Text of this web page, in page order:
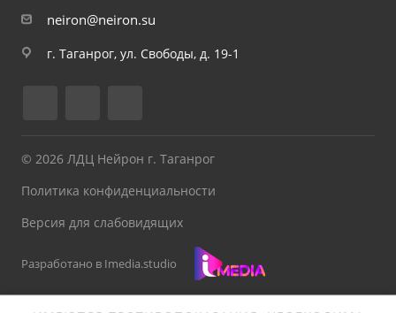
neiron@neiron.su
г. Таганрог, ул. Свободы, д. 19-1
© 2026 ЛДЦ Нейрон г. Таганрог
Политика конфиденциальности
Версия для слабовидящих
Разработано в Imedia.studio